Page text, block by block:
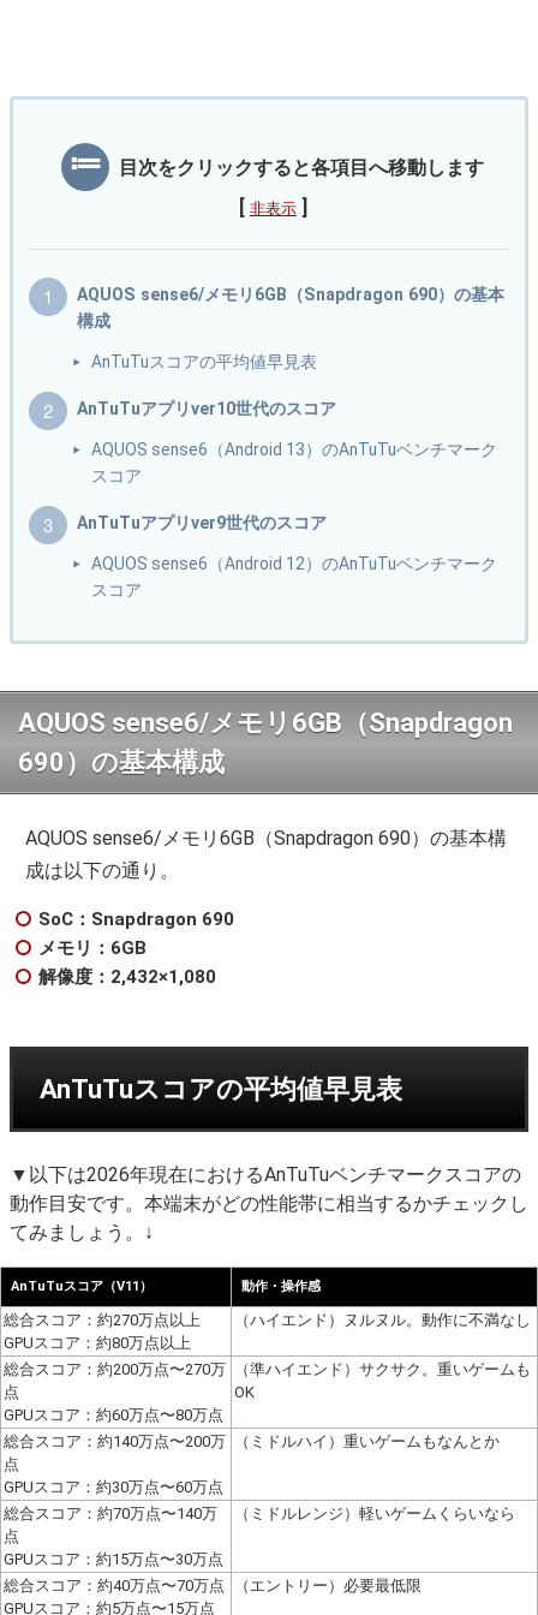
目次をクリックすると各項目へ移動します
[ 非表示 ]
AQUOS sense6/メモリ6GB（Snapdragon 690）の基本
構成
AnTuTuスコアの平均値早見表
AnTuTuアプリver10世代のスコア
AQUOS sense6（Android 13）のAnTuTuベンチマーク
スコア
AnTuTuアプリver9世代のスコア
AQUOS sense6（Android 12）のAnTuTuベンチマーク
スコア
AQUOS sense6/メモリ6GB（Snapdragon
690）の基本構成
AQUOS sense6/メモリ6GB（Snapdragon 690）の基本構
成は以下の通り。
SoC：Snapdragon 690
メモリ：6GB
解像度：2,432×1,080
AnTuTuスコアの平均値早見表
▼以下は2026年現在におけるAnTuTuベンチマークスコアの
動作目安です。本端末がどの性能帯に相当するかチェックし
てみましょう。↓
AnTuTuスコア（V11） 動作・操作感
総合スコア：約270万点以上
GPUスコア：約80万点以上
（ハイエンド）ヌルヌル。動作に不満なし
総合スコア：約200万点〜270万
点
GPUスコア：約60万点〜80万点
（準ハイエンド）サクサク。重いゲームも
OK
総合スコア：約140万点〜200万
点
GPUスコア：約30万点〜60万点
（ミドルハイ）重いゲームもなんとか
総合スコア：約70万点〜140万
点
GPUスコア：約15万点〜30万点
（ミドルレンジ）軽いゲームくらいなら
総合スコア：約40万点〜70万点
GPUスコア：約5万点〜15万点
（エントリー）必要最低限